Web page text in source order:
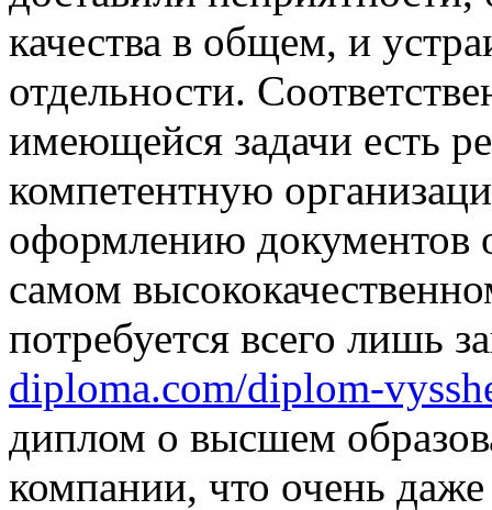
качества в общем, и
отдельности.
имеющейся задачи есть
компетентную
оформлению документов
самом
потребуется всего лишь
diploma.com/diplom-
диплом о высшем
компании, что очень